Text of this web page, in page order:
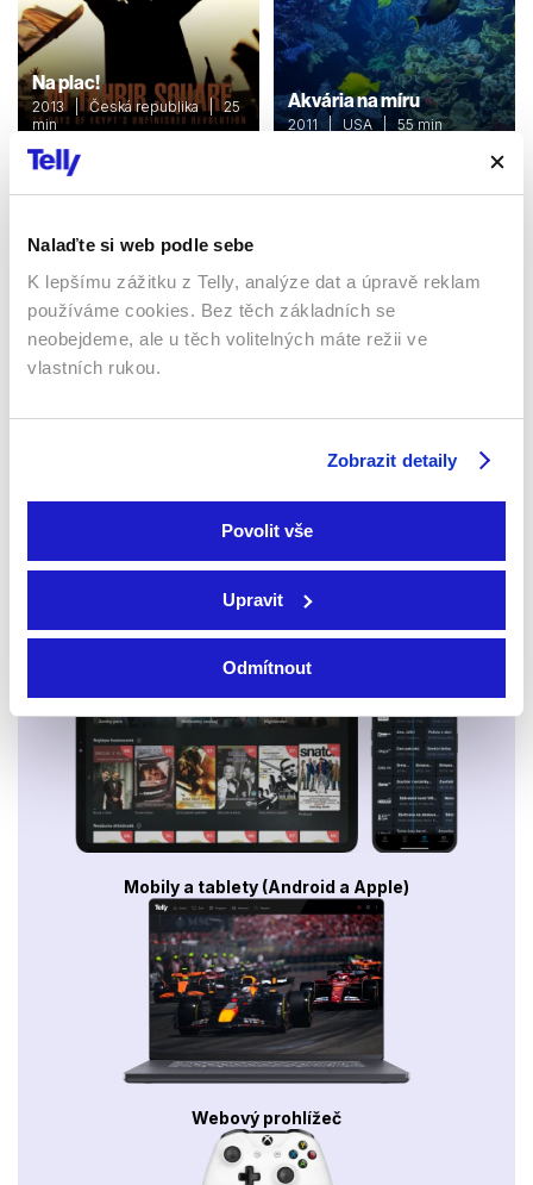
Nalaďte si web podle sebe
K lepšímu zážitku z Telly, analýze dat a úpravě reklam
používáme cookies. Bez těch základních se
neobejdeme, ale u těch volitelných máte režii ve
vlastních rukou.
Zobrazit detaily
Povolit vše
Upravit
Odmítnout
Na plac!
2013 | Česká republika | 25
min
Pořady / Show
Akvária na míru
2011 | USA | 55 min
Sledujte kdekoliv až na 6 zařízeních
po celé EU, a to až na 6 zařízeních.
Smart TV - Android, Google, Samsung, LG, VIDAA
Mobily a tablety (Android a Apple)
Webový prohlížeč